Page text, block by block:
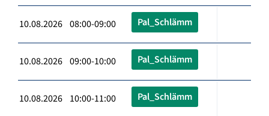
10.08.2026 08:00-09:00 Pal_Schlämm
10.08.2026 09:00-10:00 Pal_Schlämm
10.08.2026 10:00-11:00 Pal_Schlämm